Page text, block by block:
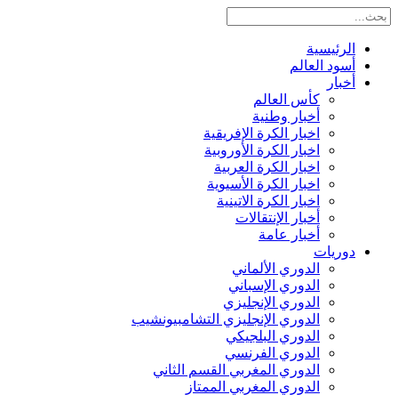
الرئيسية
أسود العالم
أخبار
كأس العالم
أخبار وطنية
اخبار الكرة الإفريقية
اخبار الكرة الأوروبية
اخبار الكرة العربية
اخبار الكرة الأسيوية
اخبار الكرة الاتينية
أخبار الإنتقالات
أخبار عامة
دوريات
الدوري الألماني
الدوري الإسباني
الدوري الإنجليزي
الدوري الإنجليزي التشامبيونشيب
الدوري البلجيكي
الدوري الفرنسي
الدوري المغربي القسم الثاني
الدوري المغربي الممتاز